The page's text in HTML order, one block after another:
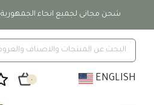
شحن مجانى لجميع انحاء الجمهورية
٠ ENGLISH